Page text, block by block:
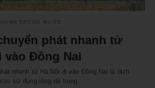
TRONG NƯỚC
phát nhanh từ
vào Đồng Nai
nhanh từ Hà Nội đi vào Đồng Nai là dịch
sử dụng rộng rãi trong…